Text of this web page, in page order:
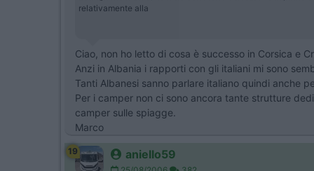
relativamente alla
Ciao, non ho letto di cosa è successo in Corsica e
Anzi in Albania i rapporti con gli italiani mi sono
Tanti Albanesi sanno parlare italiano quindi anche
Per i camper non ci sono ancora tante strutture
camper sulle spiagge.
Marco
19 aniello59